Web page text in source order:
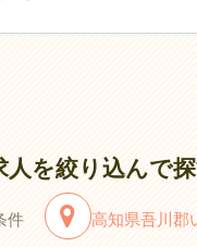
人を絞り込んで
件 高知県吾川郡